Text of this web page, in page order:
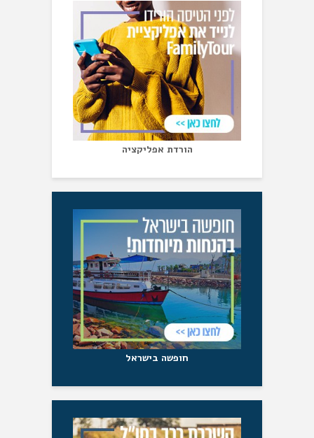
הורדת אפליקציה
חופשה בישראל